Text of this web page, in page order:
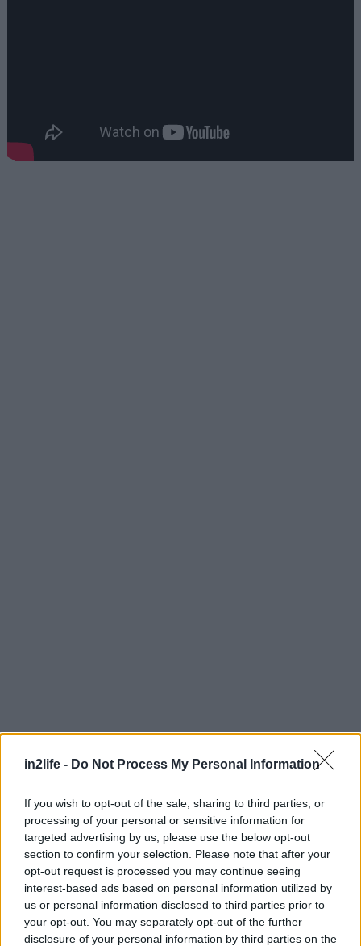
in2life - Do Not Process My Personal Information
If you wish to opt-out of the sale, sharing to third parties, or
processing of your personal or sensitive information for
targeted advertising by us, please use the below opt-out
section to confirm your selection. Please note that after your
opt-out request is processed you may continue seeing
interest-based ads based on personal information utilized by
us or personal information disclosed to third parties prior to
your opt-out. You may separately opt-out of the further
disclosure of your personal information by third parties on the
Διαβάστε επίσης
για...